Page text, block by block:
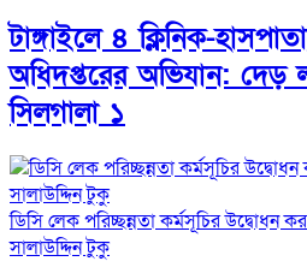
টাঙ্গাইলে ৪ ক্লিনিক-
অধিদপ্তরের অভিযান: দেড়
সিলগালা ১
ডিসি লেক পরিচ্ছন্নতা কর্মসূচির উদ্বোধন
সালাউদ্দিন টুকু